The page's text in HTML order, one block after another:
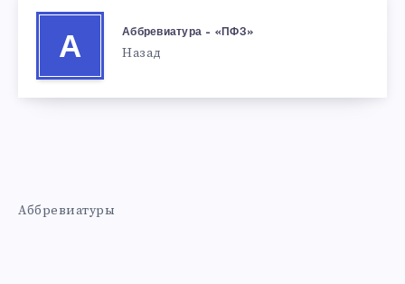
А
Аббревиатура – «ПФЗ»
Назад
Аббревиатуры